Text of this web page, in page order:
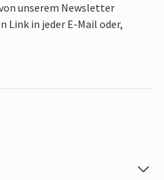
unserem Newsletter
Link in jeder E-Mail oder,